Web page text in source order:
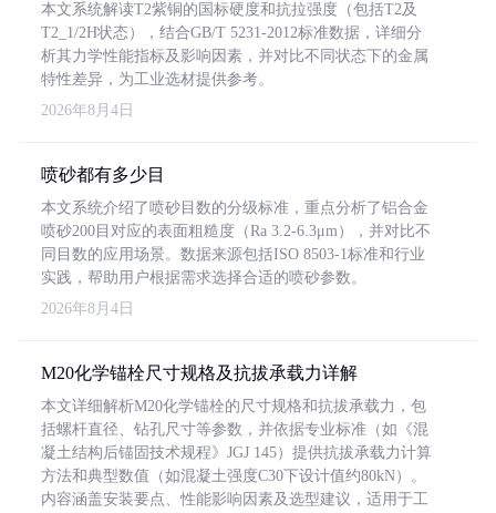
本文系统解读T2紫铜的国标硬度和抗拉强度（包括T2及
T2_1/2H状态），结合GB/T 5231-2012标准数据，详细分
析其力学性能指标及影响因素，并对比不同状态下的金属
特性差异，为工业选材提供参考。
2026年8月4日
喷砂都有多少目
本文系统介绍了喷砂目数的分级标准，重点分析了铝合金
喷砂200目对应的表面粗糙度（Ra 3.2-6.3μm），并对比不
同目数的应用场景。数据来源包括ISO 8503-1标准和行业
实践，帮助用户根据需求选择合适的喷砂参数。
2026年8月4日
M20化学锚栓尺寸规格及抗拔承载力详解
本文详细解析M20化学锚栓的尺寸规格和抗拔承载力，包
括螺杆直径、钻孔尺寸等参数，并依据专业标准（如《混
凝土结构后锚固技术规程》JGJ 145）提供抗拔承载力计算
方法和典型数值（如混凝土强度C30下设计值约80kN）。
内容涵盖安装要点、性能影响因素及选型建议，适用于工